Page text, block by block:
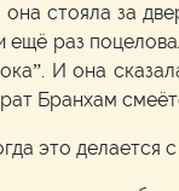
она стояла за
ещё раз
И она
Бранхам
это делается